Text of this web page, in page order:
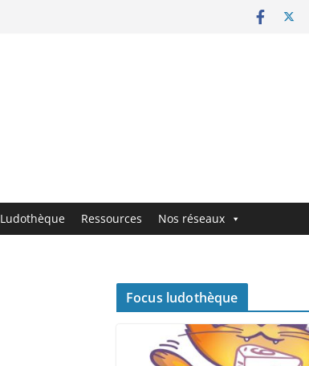
Ludothèque Ressources Nos réseaux
Focus ludothèque